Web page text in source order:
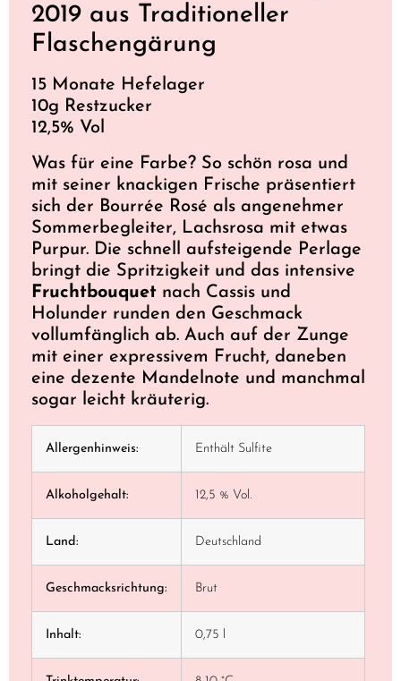
2019 aus Traditioneller
Flaschengärung
15 Monate Hefelager
10g Restzucker
12,5% Vol
Was für eine Farbe? So schön rosa und
mit seiner knackigen Frische präsentiert
sich der Bourrée Rosé als angenehmer
Sommerbegleiter, Lachsrosa mit etwas
Purpur. Die schnell aufsteigende Perlage
bringt die Spritzigkeit und das intensive
Fruchtbouquet nach Cassis und
Holunder runden den Geschmack
vollumfänglich ab. Auch auf der Zunge
mit einer expressivem Frucht, daneben
eine dezente Mandelnote und manchmal
sogar leicht kräuterig.
Allergenhinweis: Enthält Sulfite
Alkoholgehalt: 12,5 % Vol.
Land: Deutschland
Geschmacksrichtung: Brut
Inhalt: 0,75 l